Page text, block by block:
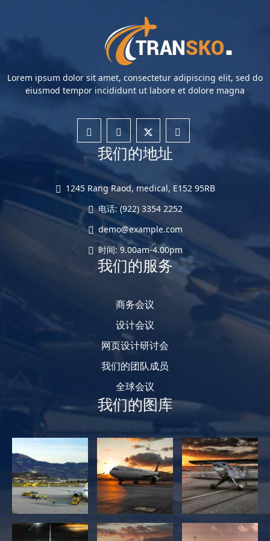
Lorem ipsum dolor sit amet, consectetur adipiscing elit, sed do
eiusmod tempor incididunt ut labore et dolore magna
我们的地址
1245 Rang Raod, medical, E152 95RB
电话: (922) 3354 2252
demo@example.com
时间: 9.00am-4.00pm
我们的服务
商务会议
设计会议
网页设计研讨会
我们的团队成员
全球会议
我们的图库